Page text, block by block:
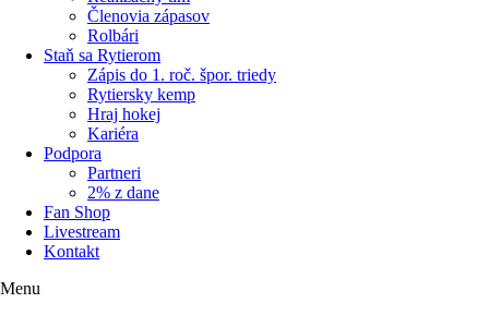
Členovia zápasov
Rolbári
Staň sa Rytierom
Zápis do 1. roč. špor. triedy
Rytiersky kemp
Hraj hokej
Kariéra
Podpora
Partneri
2% z dane
Fan Shop
Livestream
Kontakt
Menu